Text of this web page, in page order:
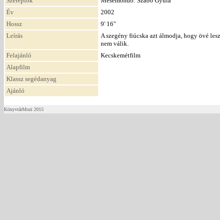
Év
2002
Hossz
9' 16"
Leírás
A szegény fiúcska azt álmodja, hogy övé
nem válik.
Felajánló
Kecskemétfilm
Alapfilm
Klassz segédanyag
Ajánló
KönyvtárMozi 2015